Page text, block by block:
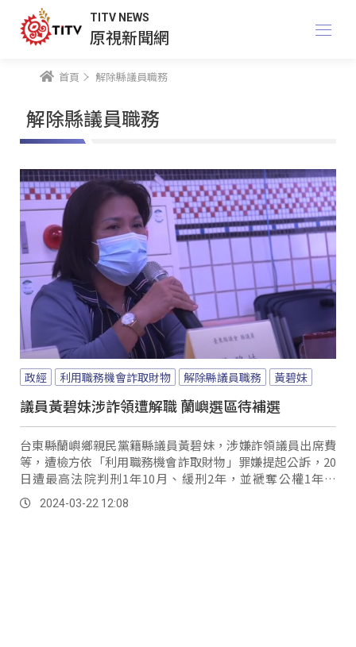
TITV NEWS
原視新聞網
首頁 解除縣議員職務
解除縣議員職務
政經 利用職務機會詐取財物 解除縣議員職務 黃碧妹
議員黃碧妹涉詐領遭解職 蘭嶼選區待補選
台東縣蘭嶼鄉親民黨籍縣議員黃碧妹，涉嫌詐領議員出席費
等，遭檢方依「利用職務機會詐取財物」罪嫌提起公訴，20
日遭最高法院判刑1年10月、緩刑2年，並褫奪公權1年定
讞，另外還要支付公庫15萬元罰金。
2024-03-22 12:08